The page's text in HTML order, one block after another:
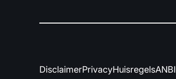
DisclaimerPrivacyHuisregelsANBI